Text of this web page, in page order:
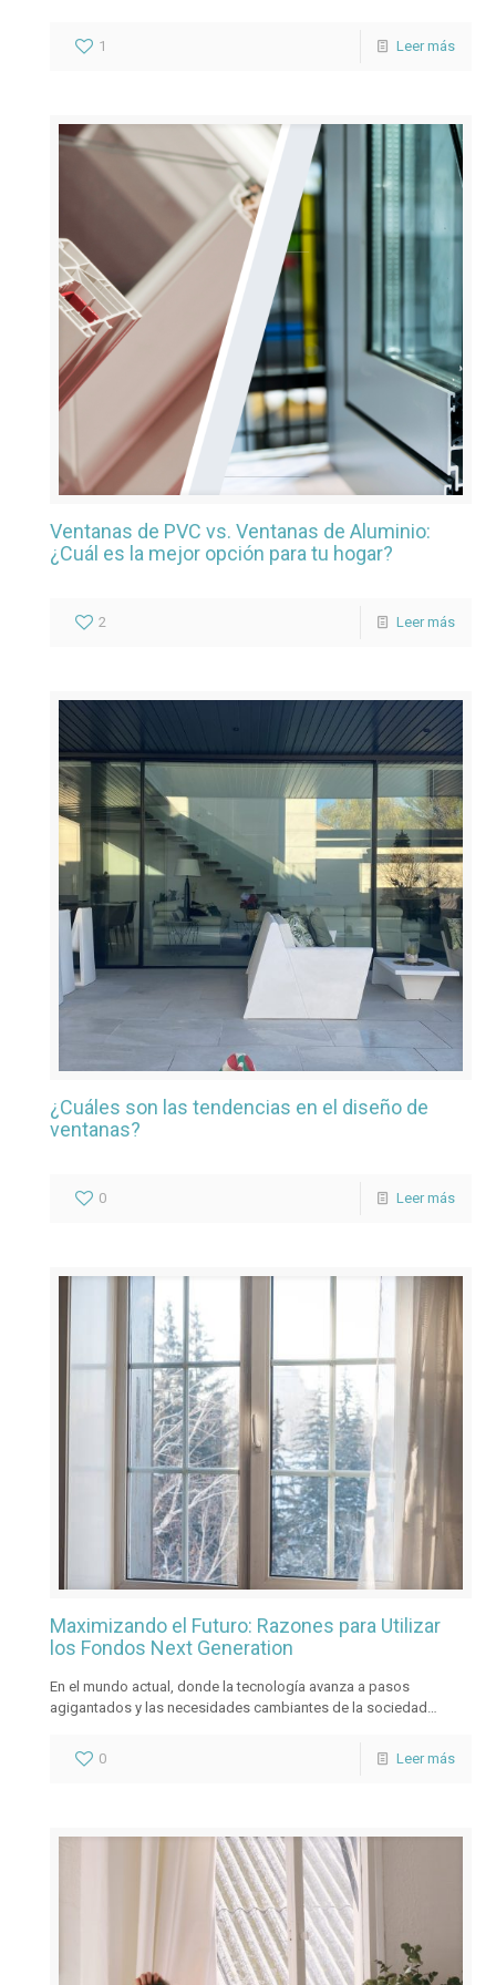
1 Leer más
Ventanas de PVC vs. Ventanas de Aluminio:
¿Cuál es la mejor opción para tu hogar?
2 Leer más
¿Cuáles son las tendencias en el diseño de
ventanas?
0 Leer más
Maximizando el Futuro: Razones para Utilizar
los Fondos Next Generation
En el mundo actual, donde la tecnología avanza a pasos
agigantados y las necesidades cambiantes de la sociedad
presentan como una oportunidad dorada para impulsar el
desarrollo y la transformación en diversas áreas. Entre estos
beneficios. Aquí, exploramos algunas razones clave para
considerar el uso de los Fondos de Ventanas Next Generation:
0 Leer más